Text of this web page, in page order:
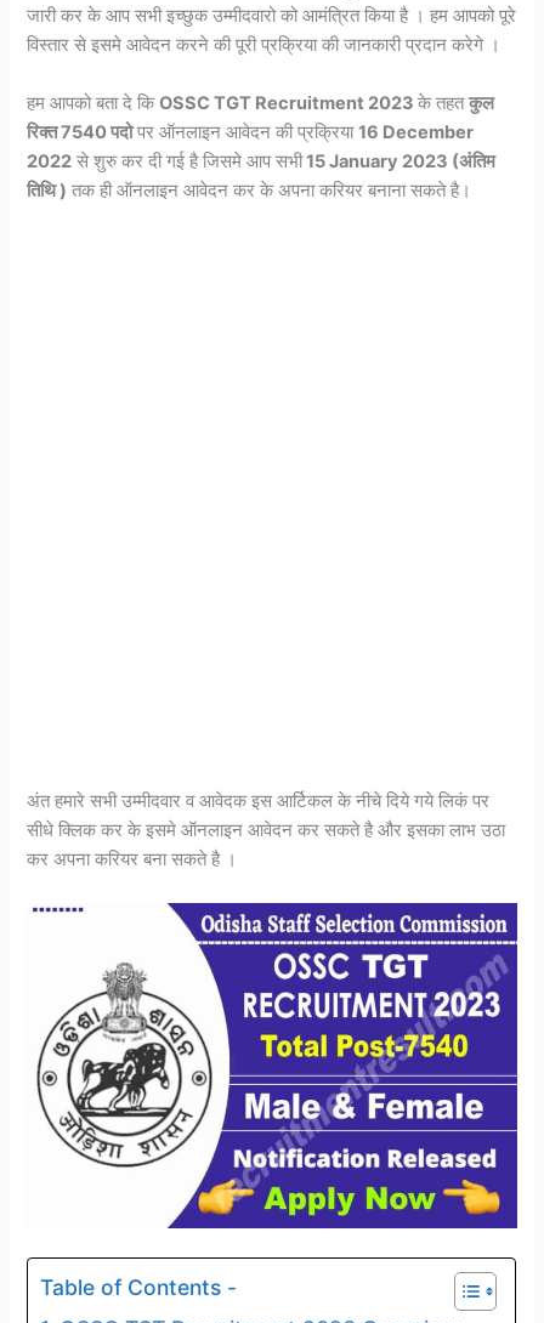
जारी कर के आप सभी इच्छुक उम्मीदवारो को आमंत्रित किया है । हम आपको पूरे
विस्तार से इसमे आवेदन करने की पूरी प्रक्रिया की जानकारी प्रदान करेगे ।
हम आपको बता दे किOSSC TGT Recruitment 2023के तहतकुल
रिक्त 7540 पदोपर ऑनलाइन आवेदन की प्रक्रिया16 December
2022 से शुरु कर दी गई है जिसमे आप सभी15 January 2023 (अंतिम
तिथि ) तक ही ऑनलाइन आवेदन कर के अपना करियर बनाना सकते है।
अंत हमारे सभी उम्मीदवार व आवेदक इस आर्टिकल के नीचे दिये गये लिकं पर
सीधे क्लिक कर के इसमे ऑनलाइन आवेदन कर सकते है और इसका लाभ उठा
कर अपना करियर बना सकते है ।
Table of Contents -